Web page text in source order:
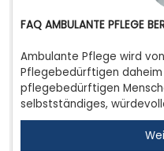
FAQ AMBULANTE PFLEGE
Ambulante Pflege wird
Pflegebedürftigen
pflegebedürftigen
selbstständiges,